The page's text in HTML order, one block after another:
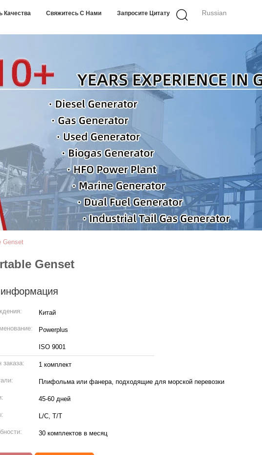
Russian
Качества Свяжитесь С Нами Запросите Цитату
Genset
Genset
Китай
Powerplus
ISO 9001
заказа: 1 комплект
Плифольма или фанера, подходящие для морской перевозки
45-60 дней
L/C, T/T
30 комплектов в месяц